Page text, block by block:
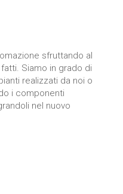
sfruttando al
Siamo in grado di
realizzati da noi o
i componenti
nel nuovo